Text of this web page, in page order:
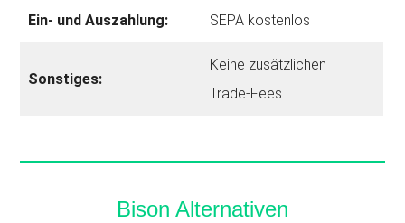
Ein- und Auszahlung: SEPA kostenlos
Sonstiges:
Keine zusätzlichen
Trade‑Fees
Bison Alternativen